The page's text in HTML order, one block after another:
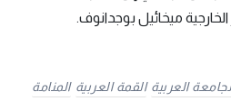
ميخائيل بوجدانوف.
العربية القمة العربية المنامة